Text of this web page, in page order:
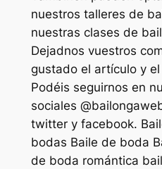
nuestros talleres de
nuestras clases de
Dejadnos vuestros
gustado el artículo y
Podéis seguirnos en
sociales
twitter y facebook.
bodas Baile de boda
de boda romántica